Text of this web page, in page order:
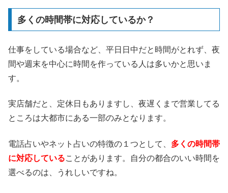
多くの時間帯に対応しているか？
仕事をしている場合など、平日日中だと時間がとれず、夜
間や週末を中心に時間を作っている人は多いかと思いま
す。
実店舗だと、定休日もありますし、夜遅くまで営業してる
ところは大都市にある一部のみとなります。
電話占いやネット占いの特徴の１つとして、 多くの時間帯
に対応していることがあります。自分の都合のいい時間を
選べるのは、うれしいですね。